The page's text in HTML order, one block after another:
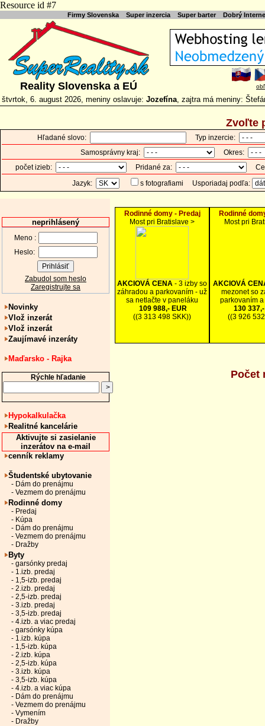
Resource id #7
Firmy Slovenska Super inzercia Super barter Dobrý
Reality Slovenska a EÚ
štvrtok, 6. august 2026, meniny oslavuje: Jozefína, zajtra má meniny:
Zvoľte
Hľadané slovo:
Typ inzercie:
Samosprávny kraj:
Okres:
počet izieb:
Pridané za:
Jazyk:
s fotografiami Usporiadaj podľa:
neprihlásený
Meno :
Heslo:
Zabudol som heslo
Zaregistrujte sa
Novinky
Vlož inzerát
Vlož inzerát
Zaujímavé inzeráty
Maďarsko - Rajka
Rýchle hľadanie
Hypokalkulačka
Realitné kancelárie
Aktivujte si zasielanie
inzerátov na e-mail
cenník reklamy
Študentské ubytovanie
- Dám do prenájmu
- Vezmem do prenájmu
Rodinné domy
- Predaj
- Kúpa
- Dám do prenájmu
- Vezmem do prenájmu
- Dražby
Byty
- garsónky predaj
- 1.izb. predaj
- 1,5-izb. predaj
- 2.izb. predaj
- 2,5-izb. predaj
- 3.izb. predaj
- 3,5-izb. predaj
- 4.izb. a viac predaj
- garsónky kúpa
- 1.izb. kúpa
- 1,5-izb. kúpa
- 2.izb. kúpa
- 2,5-izb. kúpa
- 3.izb. kúpa
- 3,5-izb. kúpa
- 4.izb. a viac kúpa
- Dám do prenájmu
- Vezmem do prenájmu
- Vymením
- Dražby
Rodinné domy - Predaj
Most pri Bratislave >
AKCIOVÁ CENA - 3 izby so
záhradou a parkovaním - už
sa netlačte v paneláku
109 988,- EUR
((3 313 498 SKK))
Rodinné
Most pri
AKCIOVÁ
mezonet so
parkovaním
130
((3 926
Počet